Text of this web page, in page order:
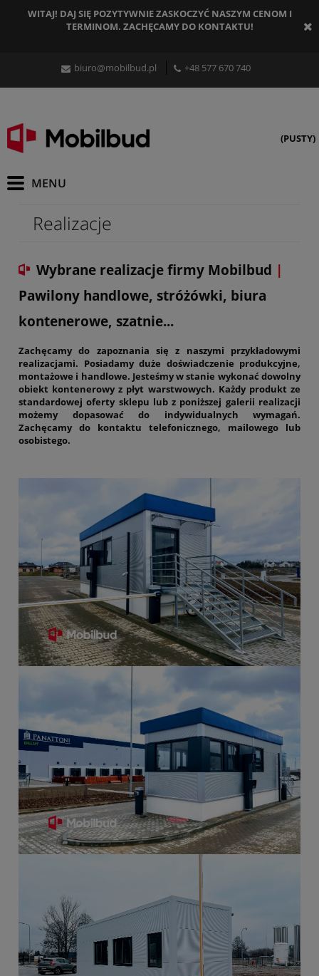
WITAJ! DAJ SIĘ POZYTYWNIE ZASKOCZYĆ NASZYM CENOM I
TERMINOM. ZACHĘCAMY DO KONTAKTU!
biuro@mobilbud.pl +48 577 670 740
(PUSTY)
Realizacje
Wybrane realizacje firmy Mobilbud |
Pawilony handlowe, stróżówki, biura
kontenerowe, szatnie...
Zachęcamy do zapoznania się z naszymi przykładowymi
realizacjami. Posiadamy duże doświadczenie produkcyjne,
montażowe i handlowe. Jesteśmy w stanie wykonać dowolny
obiekt kontenerowy z płyt warstwowych. Każdy produkt ze
standardowej oferty sklepu lub z poniższej galerii realizacji
możemy dopasować do indywidualnych wymagań.
Zachęcamy do kontaktu telefonicznego, mailowego lub
osobistego.